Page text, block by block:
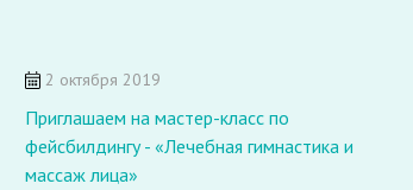
2 октября 2019
Приглашаем на мастер-класс по
фейсбилдингу - «Лечебная гимнастика и
массаж лица»